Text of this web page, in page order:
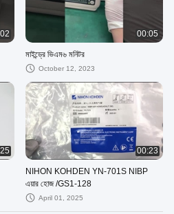
00:05
মাইন্ড্রে ভিএম৬ মনিটর
October 12, 2023
00:23
NIHON KOHDEN YN-701S NIBP
এয়ার হোজ /GS1-128
April 01, 2025